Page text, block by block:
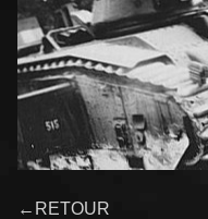
←RETOUR